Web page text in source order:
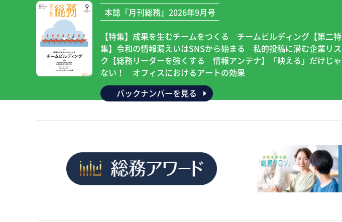
本誌『月刊総務』2026年9月号
【特集】成果を生むチームをつくる チームビルディング【第二特
集】令和の情報漏えいはSNSから始まる 私的投稿に潜む企業リス
ク【総務リーダーを強くする 情報アンテナ】「映える」だけじゃ
ない！ オフィスにおけるアートの効果
バックナンバーを見る